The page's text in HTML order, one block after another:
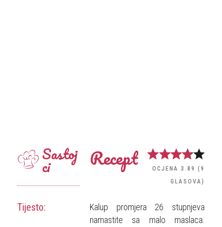
Sastoj
ci
Tijesto:
Recept OCJENA 3.89 ( 9
GLASOVA)
Kalup promjera 26 stupnjeva
namastite sa malo maslaca.